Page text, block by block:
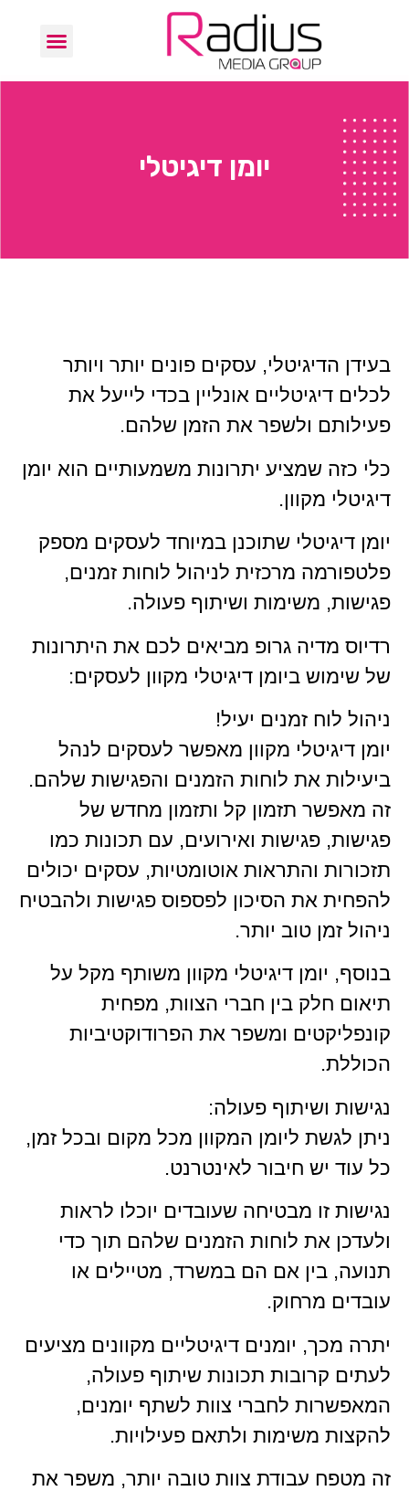
יומן דיגיטלי
בעידן הדיגיטלי, עסקים פונים יותר ויותר
לכלים דיגיטליים אונליין בכדי לייעל את
פעילותם ולשפר את הזמן שלהם.
כלי כזה שמציע יתרונות משמעותיים הוא יומן
דיגיטלי מקוון.
יומן דיגיטלי שתוכנן במיוחד לעסקים מספק
פלטפורמה מרכזית לניהול לוחות זמנים,
פגישות, משימות ושיתוף פעולה.
רדיוס מדיה גרופ מביאים לכם את היתרונות
של שימוש ביומן דיגיטלי מקוון לעסקים:
ניהול לוח זמנים יעיל!
יומן דיגיטלי מקוון מאפשר לעסקים לנהל
ביעילות את לוחות הזמנים והפגישות שלהם.
זה מאפשר תזמון קל ותזמון מחדש של
פגישות, פגישות ואירועים, עם תכונות כמו
תזכורות והתראות אוטומטיות, עסקים יכולים
להפחית את הסיכון לפספוס פגישות ולהבטיח
ניהול זמן טוב יותר.
בנוסף, יומן דיגיטלי מקוון משותף מקל על
תיאום חלק בין חברי הצוות, מפחית
קונפליקטים ומשפר את הפרודוקטיביות
הכוללת.
נגישות ושיתוף פעולה:
ניתן לגשת ליומן המקוון מכל מקום ובכל זמן,
כל עוד יש חיבור לאינטרנט.
נגישות זו מבטיחה שעובדים יוכלו לראות
ולעדכן את לוחות הזמנים שלהם תוך כדי
תנועה, בין אם הם במשרד, מטיילים או
עובדים מרחוק.
יתרה מכך, יומנים דיגיטליים מקוונים מציעים
לעתים קרובות תכונות שיתוף פעולה,
המאפשרות לחברי צוות לשתף יומנים,
להקצות משימות ולתאם פעילויות.
זה מטפח עבודת צוות טובה יותר, משפר את